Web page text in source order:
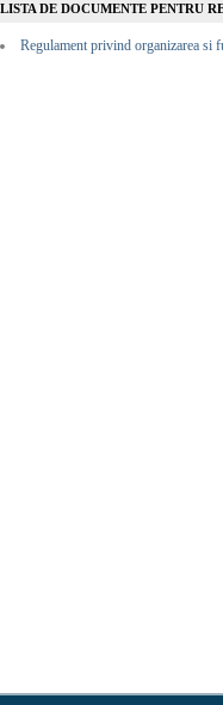
LISTA DE DOCUMENTE PENTRU
Regulament privind organizarea si